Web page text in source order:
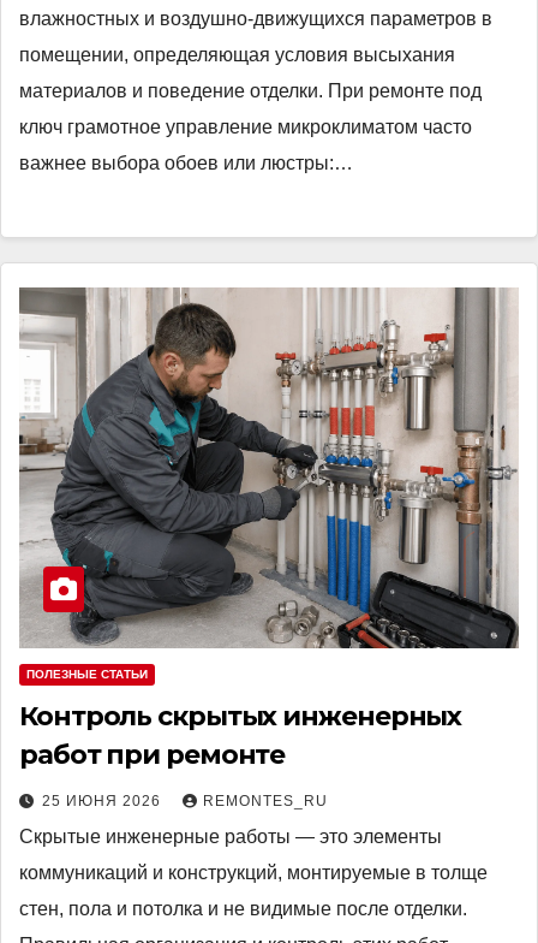
влажностных и воздушно-движущихся параметров в
помещении, определяющая условия высыхания
материалов и поведение отделки. При ремонте под
ключ грамотное управление микроклиматом часто
важнее выбора обоев или люстры:…
ПОЛЕЗНЫЕ СТАТЬИ
Контроль скрытых инженерных
работ при ремонте
25 ИЮНЯ 2026 REMONTES_RU
Скрытые инженерные работы — это элементы
коммуникаций и конструкций, монтируемые в толще
стен, пола и потолка и не видимые после отделки.